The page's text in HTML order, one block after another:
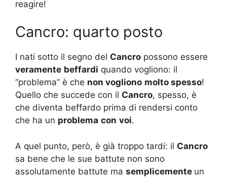
reagire!
Cancro: quarto posto
I nati sotto il segno del Cancro possono essere
veramente beffardi quando vogliono: il
“problema” è che non vogliono molto spesso!
Quello che succede con il Cancro, spesso, è
che diventa beffardo prima di rendersi conto
che ha un problema con voi.
A quel punto, però, è già troppo tardi: il Cancro
sa bene che le sue battute non sono
assolutamente battute ma semplicemente un